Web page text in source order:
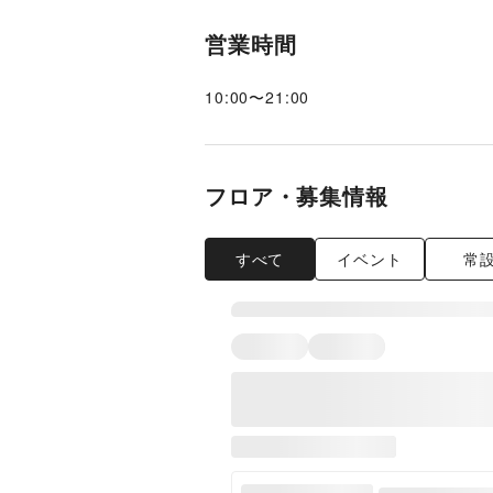
営業時間
10:00〜21:00
フロア・募集情報
すべて イベント 常